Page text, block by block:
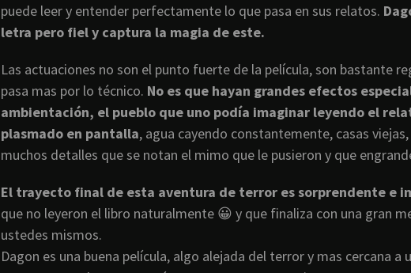
puede leer y entender perfectamente lo que pasa en sus relatos.
letra pero fiel y captura la magia de este.
Las actuaciones no son el punto fuerte de la película, son bastante
pasa mas por lo técnico. No es que hayan grandes efectos
ambientación, el pueblo que uno podía imaginar leyendo el
plasmado en pantalla, agua cayendo constantemente, casas
muchos detalles que se notan el mimo que le pusieron y que
El trayecto final de esta aventura de terror es sorprendente e
que no leyeron el libro naturalmente 😀 y que finaliza con una gran
ustedes mismos.
Dagon es una buena película, algo alejada del terror y mas cercana